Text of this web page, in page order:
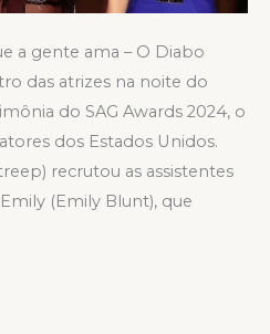
a gente ama – O Diabo
das atrizes na noite do
do SAG Awards 2024, o
dos Estados Unidos.
recrutou as assistentes
(Emily Blunt), que